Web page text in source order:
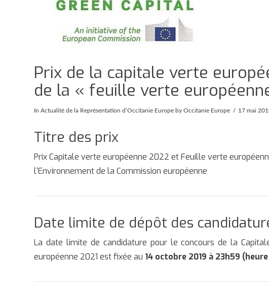
Prix de la capitale verte
de la « feuille verte
InActualité de la Représentation d’Occitanie Europe by Occitanie Europe 17 mai
Titre des prix
Prix Capitale verte européenne 2022 et Feuille verte
l'Environnement de la Commission européenne
Date limite de dépôt des
La date limite de candidature pour le concours de la
européenne 2021 est fixée au 14 octobre 2019 à 23h59